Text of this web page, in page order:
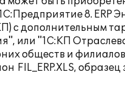
8. ERP
с дополнительным
или "1С:КП
обществ и
FIL_ERP.XLS, образец